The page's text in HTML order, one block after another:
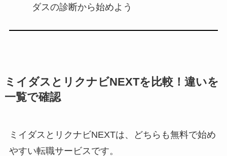
ダスの診断から始めよう
ミイダスとリクナビNEXTを比較！違いを
一覧で確認
ミイダスとリクナビNEXTは、どちらも無料で始め
やすい転職サービスです。